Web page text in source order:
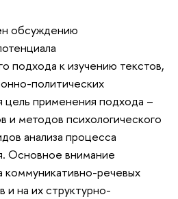
обсуждению
подхода к изучению текстов,
политических
цель применения подхода –
и методов психологического
анализа процесса
Основное внимание
коммуникативно-речевых
и на их структурно-